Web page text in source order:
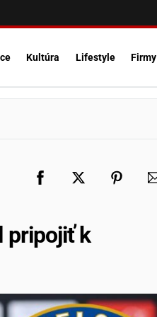
Kultúra Lifestyle Firmy
pripojiť k